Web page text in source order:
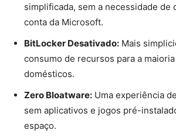
simplificada, sem a necessidade de
conta da Microsoft.
BitLocker Desativado: Mais
consumo de recursos para a
domésticos.
Zero Bloatware: Uma experiência
sem aplicativos e jogos pré-
espaço.